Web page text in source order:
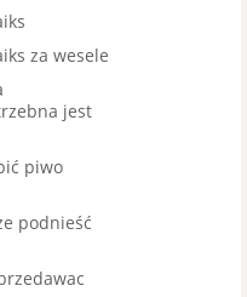
za wesele
jest
piwo
podnieść